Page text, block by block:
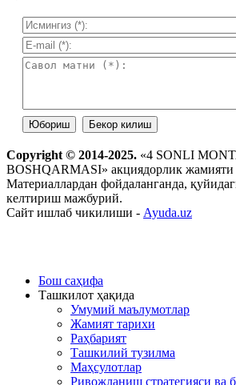
Copyright © 2014-2025. «4 SONLI
BOSHQARMASI» акциядорлик жамияти
Материаллардан фойдаланганда,
келтириш мажбурий.
Сайт ишлаб чикилиши - Ayuda.uz
Бош саҳифа
Ташкилот ҳақида
Умумий маълумотлар
Жамият тарихи
Раҳбарият
Ташкилий тузилма
Маҳсулотлар
Ривожланиш стратегияси ва